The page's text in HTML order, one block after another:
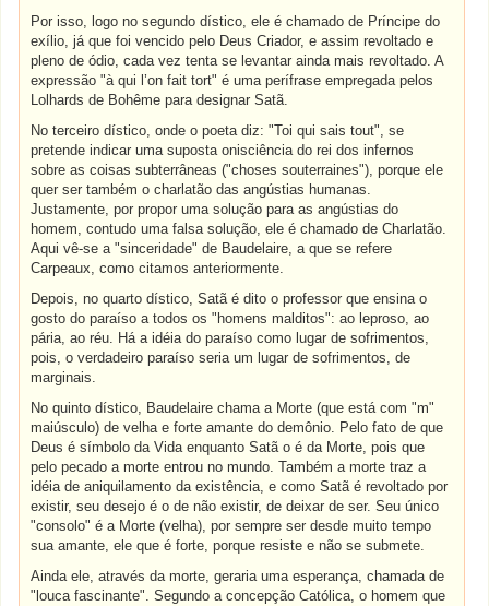
Por isso, logo no segundo dístico, ele é chamado de Príncipe do
exílio, já que foi vencido pelo Deus Criador, e assim revoltado e
pleno de ódio, cada vez tenta se levantar ainda mais revoltado. A
expressão "à qui l’on fait tort" é uma perífrase empregada pelos
Lolhards de Bohême para designar Satã.
No terceiro dístico, onde o poeta diz: "Toi qui sais tout", se
pretende indicar uma suposta onisciência do rei dos infernos
sobre as coisas subterrâneas ("choses souterraines"), porque ele
quer ser também o charlatão das angústias humanas.
Justamente, por propor uma solução para as angústias do
homem, contudo uma falsa solução, ele é chamado de Charlatão.
Aqui vê-se a "sinceridade" de Baudelaire, a que se refere
Carpeaux, como citamos anteriormente.
Depois, no quarto dístico, Satã é dito o professor que ensina o
gosto do paraíso a todos os "homens malditos": ao leproso, ao
pária, ao réu. Há a idéia do paraíso como lugar de sofrimentos,
pois, o verdadeiro paraíso seria um lugar de sofrimentos, de
marginais.
No quinto dístico, Baudelaire chama a Morte (que está com "m"
maiúsculo) de velha e forte amante do demônio. Pelo fato de que
Deus é símbolo da Vida enquanto Satã o é da Morte, pois que
pelo pecado a morte entrou no mundo. Também a morte traz a
idéia de aniquilamento da existência, e como Satã é revoltado por
existir, seu desejo é o de não existir, de deixar de ser. Seu único
"consolo" é a Morte (velha), por sempre ser desde muito tempo
sua amante, ele que é forte, porque resiste e não se submete.
Ainda ele, através da morte, geraria uma esperança, chamada de
"louca fascinante". Segundo a concepção Católica, o homem que